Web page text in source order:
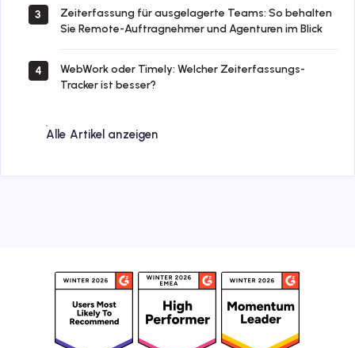
3
Zeiterfassung für ausgelagerte Teams: So behalten
Sie Remote-Auftragnehmer und Agenturen im Blick
4
WebWork oder Timely: Welcher Zeiterfassungs-
Tracker ist besser?
Alle Artikel anzeigen